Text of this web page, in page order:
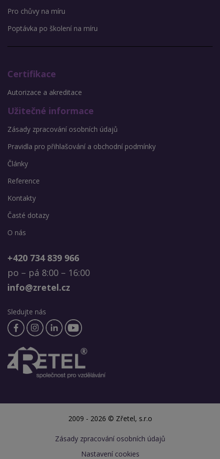
Pro chůvy na míru
Poptávka po školení na míru
Certifikace
Autorizace a akreditace
Užitečné informace
Zásady zpracování osobních údajů
Pravidla pro přihlašování a obchodní podmínky
Články
Reference
Kontakty
Časté dotazy
O nás
+420 734 839 966
po – pá 8:00 – 16:00
info@zretel.cz
Sledujte nás
2009 - 2026 © Zřetel, s.r.o
Zásady zpracování osobních údajů
Nastavení cookies